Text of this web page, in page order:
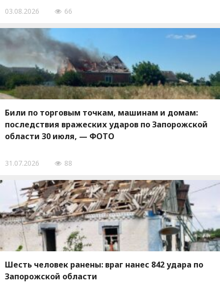
03.08.2026 66
Били по торговым точкам, машинам и домам:
последствия вражеских ударов по Запорожской
области 30 июля, — ФОТО
31.07.2026 88
Шесть человек ранены: враг нанес 842 удара по
Запорожской области